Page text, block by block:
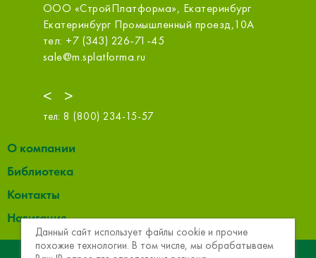
<
ООО «СтройПлатформа», Екатеринбург
Екатеринбург Промышленный проезд,10А
тел: +7 (343) 226-71-45
sale@m.splatforma.ru
>
тел: 8 (800) 234-15-57
О компании
Библиотека
Контакты
Навигация
Данный сайт использует файлы cookie и прочие
похожие технологии. В том числе, мы обрабатываем